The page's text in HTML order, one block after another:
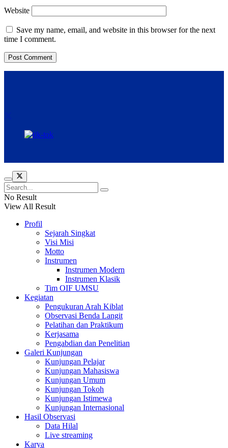
Website
Save my name, email, and website in this browser for the next
time I comment.
No Result
View All Result
Profil
Sejarah Singkat
Visi Misi
Motto
Instrumen
Instrumen Modern
Instrumen Klasik
Tim OIF UMSU
Kegiatan
Pengukuran Arah Kiblat
Observasi Benda Langit
Pelatihan dan Praktikum
Kerjasama
Pengabdian dan Penelitian
Galeri Kunjungan
Kunjungan Pelajar
Kunjungan Mahasiswa
Kunjungan Umum
Kunjungan Tokoh
Kunjungan Istimewa
Kunjungan Internasional
Hasil Observasi
Data Hilal
Live streaming
Karya